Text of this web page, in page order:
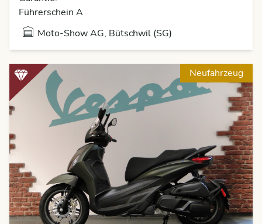
Führerschein A
Moto-Show AG, Bütschwil (SG)
Neufahrzeug